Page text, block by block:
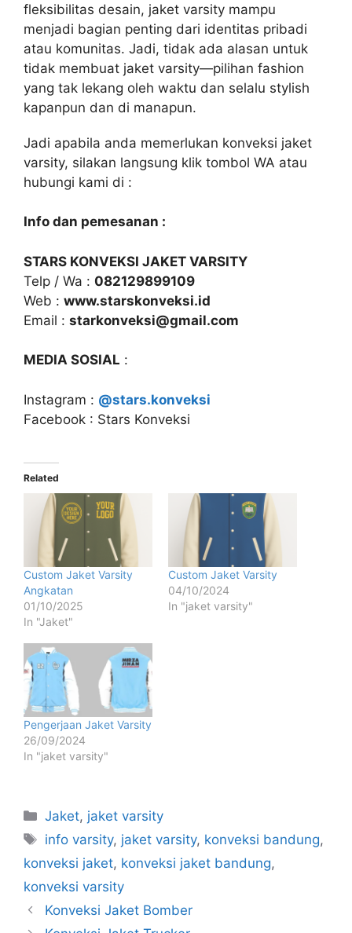
fleksibilitas desain, jaket varsity mampu
menjadi bagian penting dari identitas pribadi
atau komunitas. Jadi, tidak ada alasan untuk
tidak membuat jaket varsity—pilihan fashion
yang tak lekang oleh waktu dan selalu stylish
kapanpun dan di manapun.
Jadi apabila anda memerlukan konveksi jaket
varsity, silakan langsung klik tombol WA atau
hubungi kami di :
Info dan pemesanan :
STARS KONVEKSI JAKET VARSITY
Telp / Wa : 082129899109
Web : www.starskonveksi.id
Email : starkonveksi@gmail.com
MEDIA SOSIAL :
Instagram : @stars.konveksi
Facebook : Stars Konveksi
Related
Custom Jaket Varsity
Angkatan
01/10/2025
In "Jaket"
Custom Jaket Varsity
04/10/2024
In "jaket varsity"
Pengerjaan Jaket Varsity
26/09/2024
In "jaket varsity"
Jaket, jaket varsity
info varsity, jaket varsity, konveksi bandung,
konveksi jaket, konveksi jaket bandung,
konveksi varsity
Konveksi Jaket Bomber